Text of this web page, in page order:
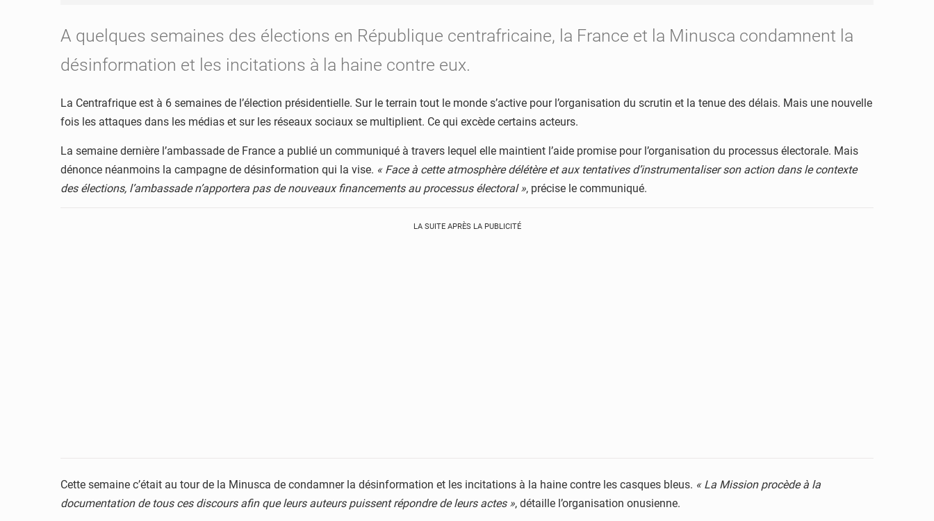
A quelques semaines des élections en République centrafricaine, la France et la Minusca condamnent la
désinformation et les incitations à la haine contre eux.
La Centrafrique est à 6 semaines de l’élection présidentielle. Sur le terrain tout le monde s’active pour l’organisation du scrutin et la tenue des délais. Mais une nouvelle
fois les attaques dans les médias et sur les réseaux sociaux se multiplient. Ce qui excède certains acteurs.
La semaine dernière l’ambassade de France a publié un communiqué à travers lequel elle maintient l’aide promise pour l’organisation du processus électorale. Mais
dénonce néanmoins la campagne de désinformation qui la vise. « Face à cette atmosphère délétère et aux tentatives d’instrumentaliser son action dans le contexte
des élections, l’ambassade n’apportera pas de nouveaux financements au processus électoral », précise le communiqué.
LA SUITE APRÈS LA PUBLICITÉ
Cette semaine c’était au tour de la Minusca de condamner la désinformation et les incitations à la haine contre les casques bleus. « La Mission procède à la
documentation de tous ces discours afin que leurs auteurs puissent répondre de leurs actes », détaille l’organisation onusienne.